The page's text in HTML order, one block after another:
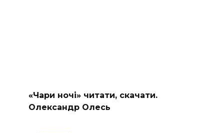
«Чари ночі» читати, скачати.
Олександр Олесь